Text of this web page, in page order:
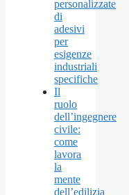
personalizzate
di
adesivi
per
esigenze
industriali
specifiche
Il
ruolo
dell’ingegnere
civile:
come
lavora
la
mente
dell’edilizia